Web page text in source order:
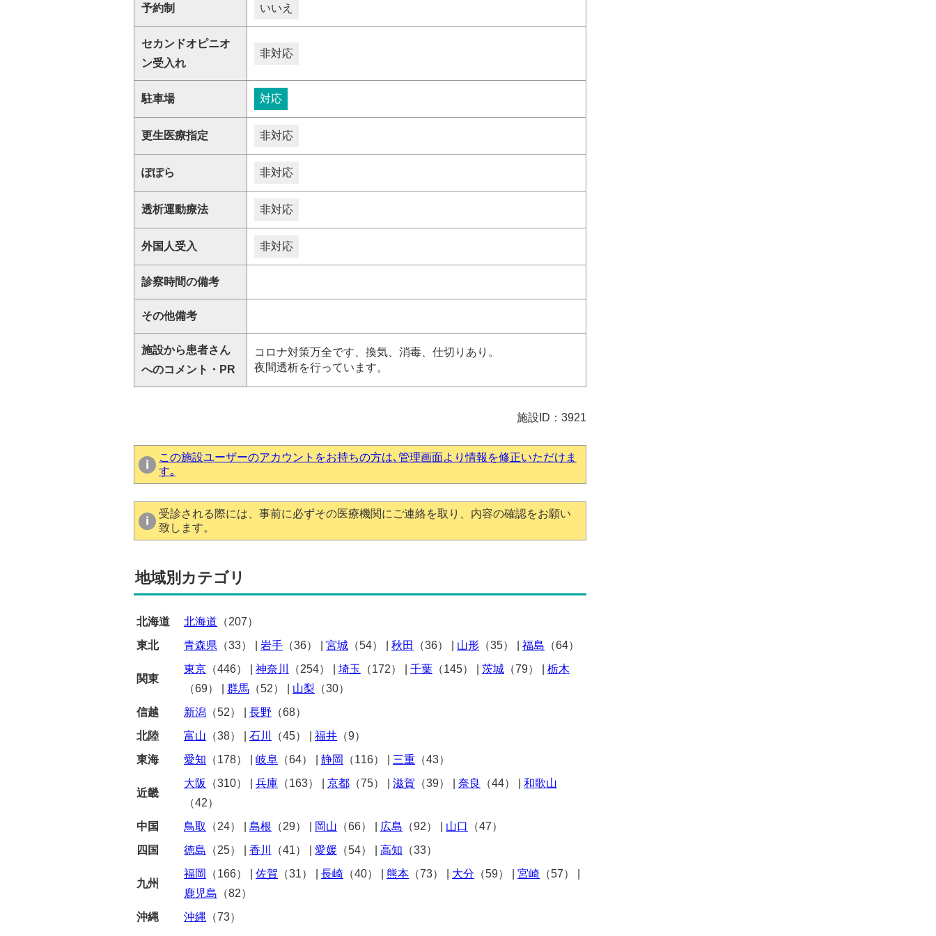
予約制 いいえ
セカンドオピニオ
ン受入れ
非対応
駐車場 対応
更生医療指定 非対応
ぽぽら 非対応
透析運動療法 非対応
外国人受入 非対応
診察時間の備考
その他備考
施設から患者さん
へのコメント・PR
コロナ対策万全です、換気、消毒、仕切りあり。
夜間透析を行っています。
施設ID：3921
この施設ユーザーのアカウントをお持ちの方は､管理画面より情報を修正いただけま
す｡
受診される際には、事前に必ずその医療機関にご連絡を取り、内容の確認をお願い
致します。
地域別カテゴリ
北海道 北海道 （207）
東北
青森県 （33） 岩手 （36） 宮城 （54） 秋田 （36） 山形 （35） 福島 （64）
関東
東京 （446） 神奈川 （254） 埼玉 （172） 千葉 （145） 茨城 （79）
栃木
（69）
群馬 （52） 山梨 （30）
信越
新潟 （52） 長野 （68）
北陸
富山 （38） 石川 （45） 福井 （9）
東海
愛知 （178） 岐阜 （64） 静岡 （116） 三重 （43）
近畿
大阪 （310） 兵庫 （163） 京都 （75） 滋賀 （39） 奈良 （44）
和歌山
（42）
中国
鳥取 （24） 島根 （29） 岡山 （66） 広島 （92） 山口
（47）
四国
徳島 （25） 香川 （41） 愛媛 （54） 高知 （33）
九州
福岡 （166） 佐賀 （31） 長崎 （40） 熊本 （73） 大分 （59） 宮崎 （57）
鹿児島 （82）
沖縄
沖縄 （73）